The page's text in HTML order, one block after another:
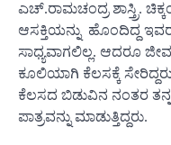
ಎಚ್.ರಾಮಚಂದ್ರ ಶಾಸ್ತ್ರಿ.
ಆಸಕ್ತಿಯನ್ನು ಹೊಂದಿದ್ದ
ಸಾಧ್ಯವಾಗಲಿಲ್ಲ. ಆದರೂ
ಕೂಲಿಯಾಗಿ ಕೆಲಸಕ್ಕೆ
ಕೆಲಸದ ಬಿಡುವಿನ ನಂತರ ತನ್ನ
ಪಾತ್ರವನ್ನು ಮಾಡುತ್ತಿದ್ದರು.